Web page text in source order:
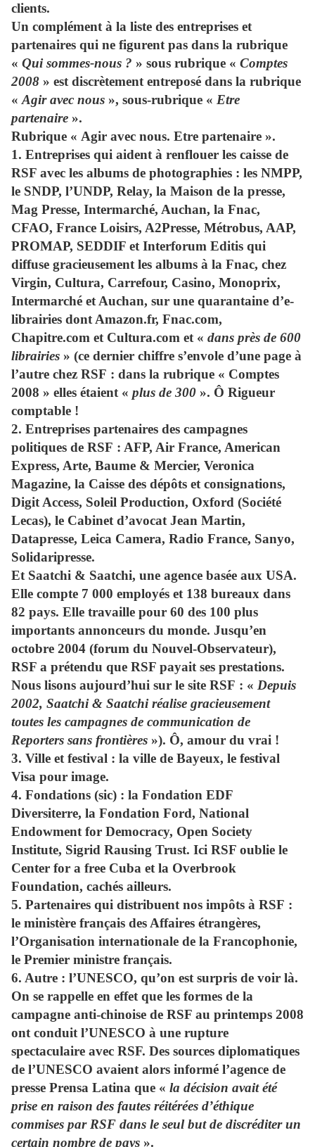
clients.
Un complément à la liste des entreprises et
partenaires qui ne figurent pas dans la rubrique
« Qui sommes-nous ? » sous rubrique « Comptes
2008 » est discrètement entreposé dans la rubrique
« Agir avec nous », sous-rubrique « Etre
partenaire ».
Rubrique « Agir avec nous. Etre partenaire ».
1. Entreprises qui aident à renflouer les caisse de
RSF avec les albums de photographies : les NMPP,
le SNDP, l’UNDP, Relay, la Maison de la presse,
Mag Presse, Intermarché, Auchan, la Fnac,
CFAO, France Loisirs, A2Presse, Métrobus, AAP,
PROMAP, SEDDIF et Interforum Editis qui
diffuse gracieusement les albums à la Fnac, chez
Virgin, Cultura, Carrefour, Casino, Monoprix,
Intermarché et Auchan, sur une quarantaine d’e-
librairies dont Amazon.fr, Fnac.com,
Chapitre.com et Cultura.com et « dans près de 600
librairies » (ce dernier chiffre s’envole d’une page à
l’autre chez RSF : dans la rubrique « Comptes
2008 » elles étaient « plus de 300 ». Ô Rigueur
comptable !
2. Entreprises partenaires des campagnes
politiques de RSF : AFP, Air France, American
Express, Arte, Baume & Mercier, Veronica
Magazine, la Caisse des dépôts et consignations,
Digit Access, Soleil Production, Oxford (Société
Lecas), le Cabinet d’avocat Jean Martin,
Datapresse, Leica Camera, Radio France, Sanyo,
Solidaripresse.
Et Saatchi & Saatchi, une agence basée aux USA.
Elle compte 7 000 employés et 138 bureaux dans
82 pays. Elle travaille pour 60 des 100 plus
importants annonceurs du monde. Jusqu’en
octobre 2004 (forum du Nouvel-Observateur),
RSF a prétendu que RSF payait ses prestations.
Nous lisons aujourd’hui sur le site RSF : « Depuis
2002, Saatchi & Saatchi réalise gracieusement
toutes les campagnes de communication de
Reporters sans frontières »). Ô, amour du vrai !
3. Ville et festival : la ville de Bayeux, le festival
Visa pour image.
4. Fondations (sic) : la Fondation EDF
Diversiterre, la Fondation Ford, National
Endowment for Democracy, Open Society
Institute, Sigrid Rausing Trust. Ici RSF oublie le
Center for a free Cuba et la Overbrook
Foundation, cachés ailleurs.
5. Partenaires qui distribuent nos impôts à RSF :
le ministère français des Affaires étrangères,
l’Organisation internationale de la Francophonie,
le Premier ministre français.
6. Autre : l’UNESCO, qu’on est surpris de voir là.
On se rappelle en effet que les formes de la
campagne anti-chinoise de RSF au printemps 2008
ont conduit l’UNESCO à une rupture
spectaculaire avec RSF. Des sources diplomatiques
de l’UNESCO avaient alors informé l’agence de
presse Prensa Latina que « la décision avait été
prise en raison des fautes réitérées d’éthique
commises par RSF dans le seul but de discréditer un
certain nombre de pays ».